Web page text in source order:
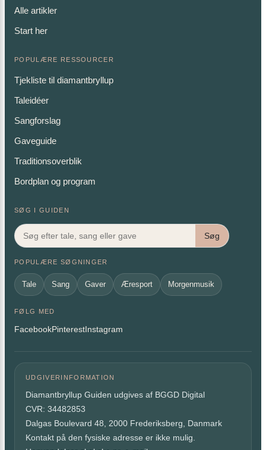
Alle artikler
Start her
POPULÆRE RESSOURCER
Tjekliste til diamantbryllup
Taleidéer
Sangforslag
Gaveguide
Traditionsoverblik
Bordplan og program
SØG I GUIDEN
Søg
POPULÆRE SØGNINGER
Tale Sang Gaver Æresport Morgenmusik
FØLG MED
FacebookPinterestInstagram
UDGIVERINFORMATION
Diamantbryllup Guiden udgives af BGGD Digital
CVR: 34482853
Dalgas Boulevard 48, 2000 Frederiksberg, Danmark
Kontakt på den fysiske adresse er ikke mulig.